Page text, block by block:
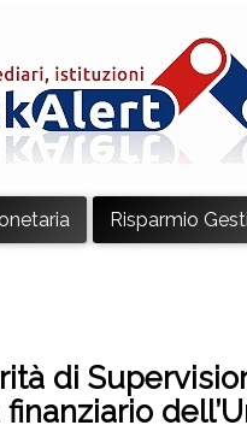
Risparmio
di